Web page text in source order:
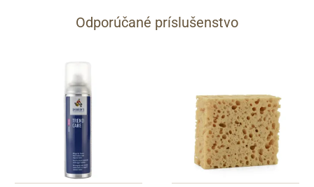
Odporúčané príslušenstvo